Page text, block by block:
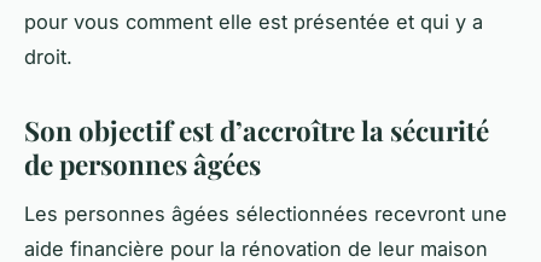
pour vous comment elle est présentée et qui y a
droit.
Son objectif est d’accroître la sécurité
de personnes âgées
Les personnes âgées sélectionnées recevront une
aide financière pour la rénovation de leur maison